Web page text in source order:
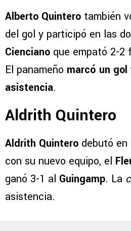
Alberto Quintero también
del gol y participó en las
Cienciano que empató 2-2
El panameño marcó un
asistencia.
Aldrith Quintero
Aldrith Quintero debutó
con su nuevo equipo, el
ganó 3-1 al Guingamp. La
asistencia.